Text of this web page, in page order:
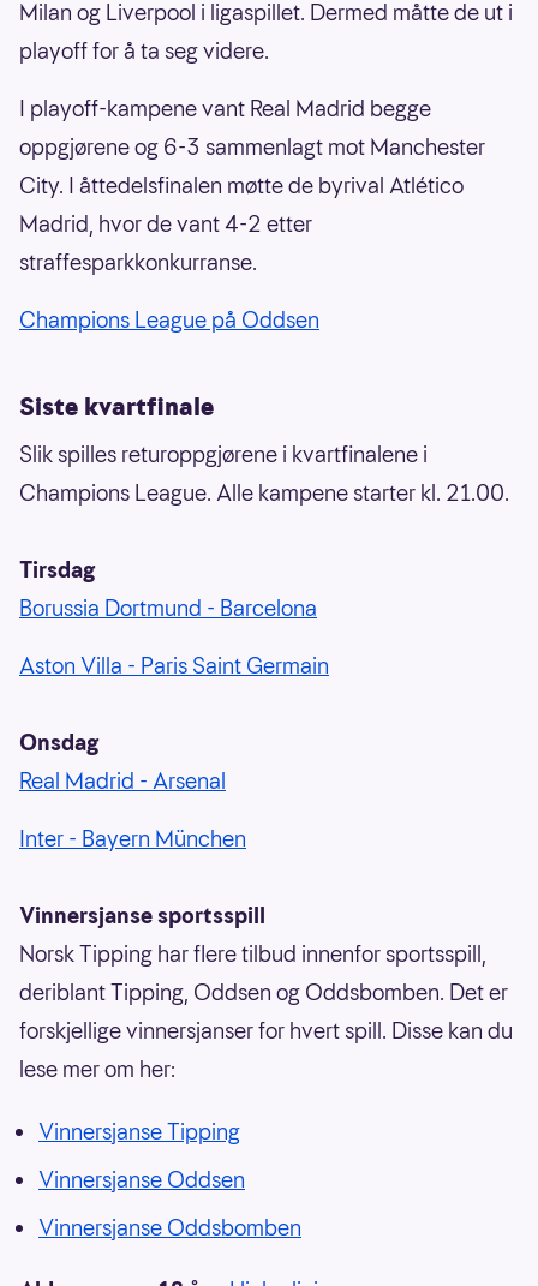
Milan og Liverpool i ligaspillet. Dermed måtte de ut i
playoff for å ta seg videre.
I playoff-kampene vant Real Madrid begge
oppgjørene og 6-3 sammenlagt mot Manchester
City. I åttedelsfinalen møtte de byrival Atlético
Madrid, hvor de vant 4-2 etter
straffesparkkonkurranse.
Champions League på Oddsen
Siste kvartfinale
Slik spilles returoppgjørene i kvartfinalene i
Champions League. Alle kampene starter kl. 21.00.
Tirsdag
Borussia Dortmund - Barcelona
Aston Villa - Paris Saint Germain
Onsdag
Real Madrid - Arsenal
Inter - Bayern München
Vinnersjanse sportsspill
Norsk Tipping har flere tilbud innenfor sportsspill,
deriblant Tipping, Oddsen og Oddsbomben. Det er
forskjellige vinnersjanser for hvert spill. Disse kan du
lese mer om her:
Vinnersjanse Tipping
Vinnersjanse Oddsen
Vinnersjanse Oddsbomben